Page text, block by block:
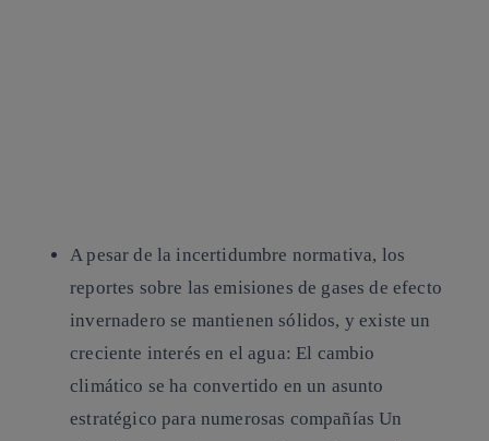
A pesar de la incertidumbre normativa, los
reportes sobre las emisiones de gases de efecto
invernadero se mantienen sólidos, y existe un
creciente interés en el agua: El cambio
climático se ha convertido en un asunto
estratégico para numerosas compañías Un